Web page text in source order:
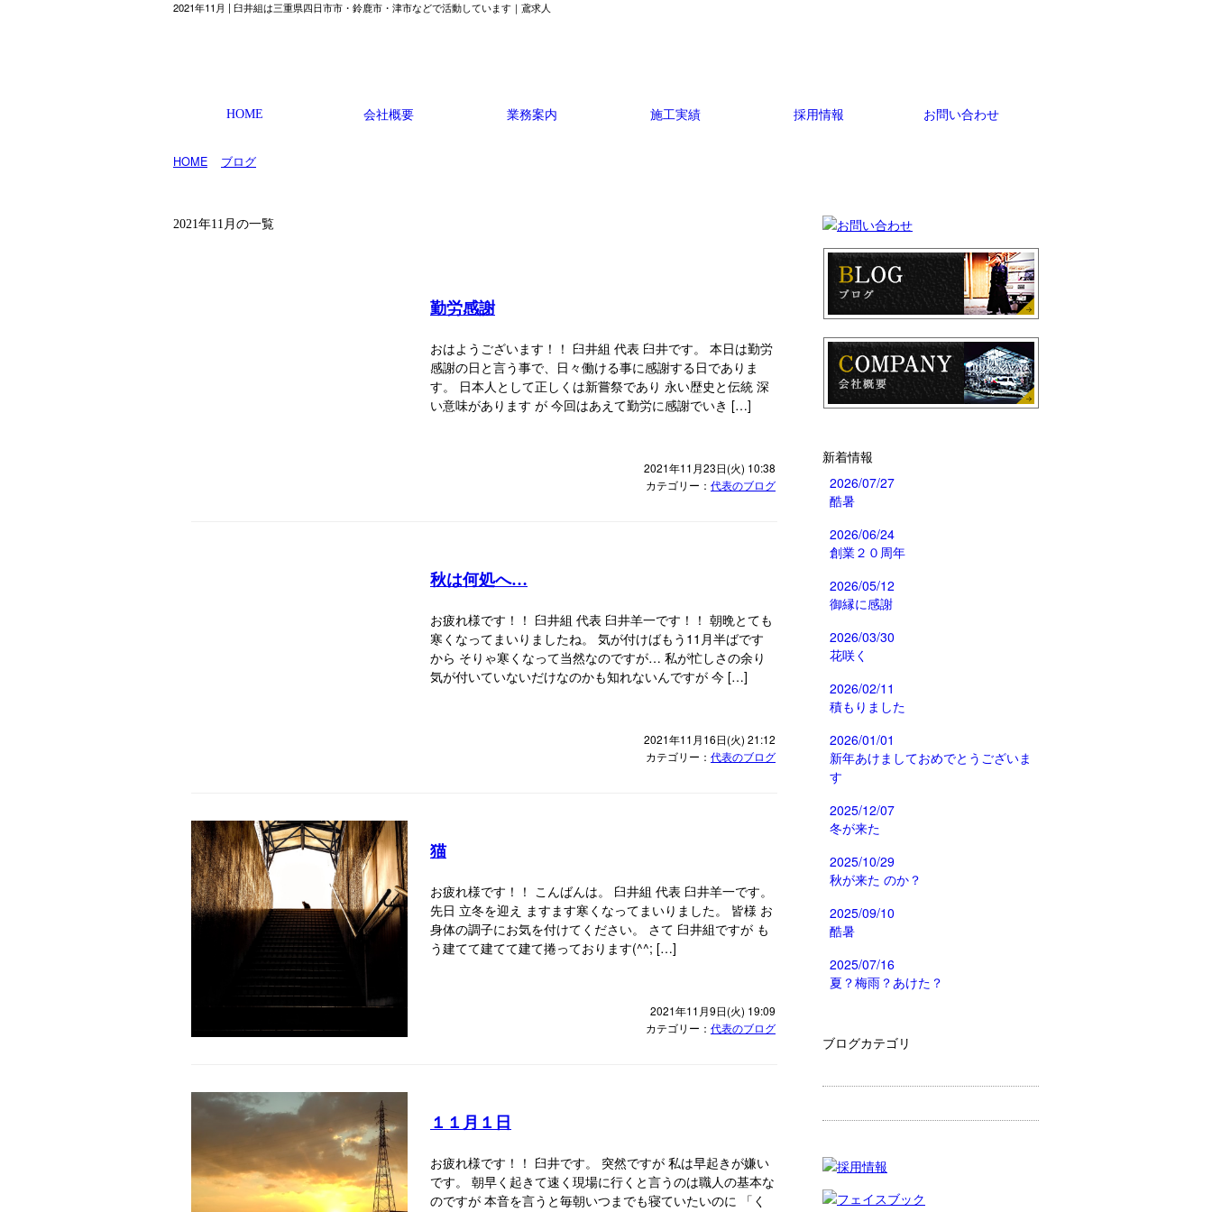
2021年11月 | 臼井組は三重県四日市市・鈴鹿市・津市などで活動しています｜鳶求人
HOME 会社概要 業務案内 施工実績 採用情報 お問い合わせ
HOME ブログ
2021年11月の一覧
勤労感謝
おはようございます！！ 臼井組 代表 臼井です。 本日は勤労
感謝の日と言う事で、日々働ける事に感謝する日でありま
す。 日本人として正しくは新嘗祭であり 永い歴史と伝統 深
い意味があります が 今回はあえて勤労に感謝でいき […]
2021年11月23日(火) 10:38
カテゴリー： 代表のブログ
秋は何処へ…
お疲れ様です！！ 臼井組 代表 臼井羊一です！！ 朝晩とても
寒くなってまいりましたね。 気が付けばもう11月半ばです
から そりゃ寒くなって当然なのですが… 私が忙しさの余り
気が付いていないだけなのかも知れないんですが 今 […]
2021年11月16日(火) 21:12
カテゴリー： 代表のブログ
猫
お疲れ様です！！ こんばんは。 臼井組 代表 臼井羊一です。
先日 立冬を迎え ますます寒くなってまいりました。 皆様 お
身体の調子にお気を付けてください。 さて 臼井組ですが も
う建てて建てて建て捲っております(^^; […]
2021年11月9日(火) 19:09
カテゴリー： 代表のブログ
１１月１日
お疲れ様です！！ 臼井です。 突然ですが 私は早起きが嫌い
です。 朝早く起きて速く現場に行くと言うのは職人の基本な
のですが 本音を言うと毎朝いつまでも寝ていたいのに 「く
新着情報
2026/07/27
酷暑
2026/06/24
創業２０周年
2026/05/12
御縁に感謝
2026/03/30
花咲く
2026/02/11
積もりました
2026/01/01
新年あけましておめでとうございま
す
2025/12/07
冬が来た
2025/10/29
秋が来た のか？
2025/09/10
酷暑
2025/07/16
夏？梅雨？あけた？
ブログカテゴリ